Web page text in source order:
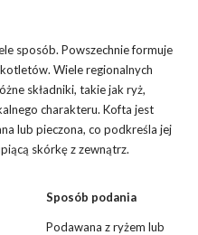
sposób. Powszechnie formuje
Wiele regionalnych
składniki, takie jak ryż,
charakteru. Kofta jest
lub pieczona, co podkreśla jej
skórkę z zewnątrz.
Sposób podania
Podawana z ryżem lub